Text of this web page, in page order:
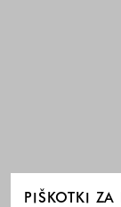
PIŠKOTKI